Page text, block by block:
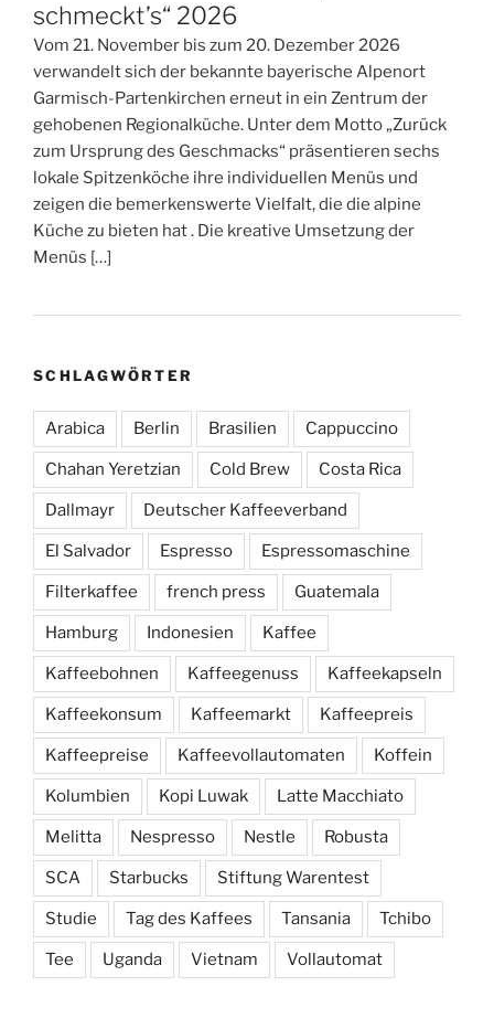
schmeckt’s“ 2026
Vom 21. November bis zum 20. Dezember 2026
verwandelt sich der bekannte bayerische Alpenort
Garmisch-Partenkirchen erneut in ein Zentrum der
gehobenen Regionalküche. Unter dem Motto „Zurück
zum Ursprung des Geschmacks“ präsentieren sechs
lokale Spitzenköche ihre individuellen Menüs und
zeigen die bemerkenswerte Vielfalt, die die alpine
Küche zu bieten hat . Die kreative Umsetzung der
Menüs […]
SCHLAGWÖRTER
Arabica Berlin Brasilien Cappuccino
Chahan Yeretzian Cold Brew Costa Rica
Dallmayr Deutscher Kaffeeverband
El Salvador Espresso Espressomaschine
Filterkaffee french press Guatemala
Hamburg Indonesien Kaffee
Kaffeebohnen Kaffeegenuss Kaffeekapseln
Kaffeekonsum Kaffeemarkt Kaffeepreis
Kaffeepreise Kaffeevollautomaten Koffein
Kolumbien Kopi Luwak Latte Macchiato
Melitta Nespresso Nestle Robusta
SCA Starbucks Stiftung Warentest
Studie Tag des Kaffees Tansania Tchibo
Tee Uganda Vietnam Vollautomat